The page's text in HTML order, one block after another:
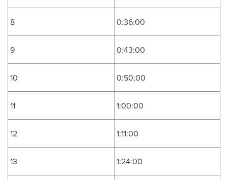
8 0:36:00
9 0:43:00
10 0:50:00
11 1:00:00
12 1:11:00
13 1:24:00